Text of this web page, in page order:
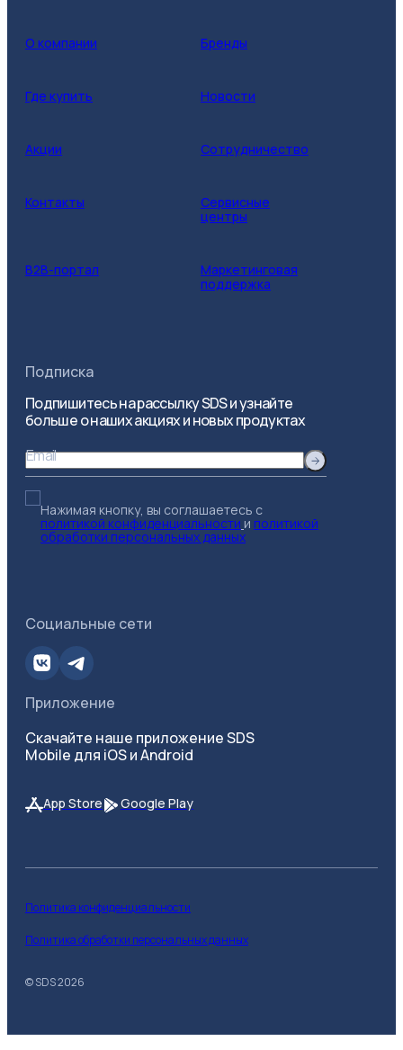
О компании Бренды
Где купить Новости
Акции Сотрудничество
Контакты
Сервисные
центры
B2B-портал
Маркетинговая
поддержка
Подписка
Подпишитесь на рассылку SDS и узнайте
больше о наших акциях и новых продуктах
Email
Нажимая кнопку, вы соглашаетесь с
политикой конфиденциальности и политикой
обработки персональных данных
Социальные сети
Приложение
Скачайте наше приложение SDS
Mobile для iOS и Android
App Store Google Play
© SDS2026
Политика конфиденциальности
Политика обработки персональных данных